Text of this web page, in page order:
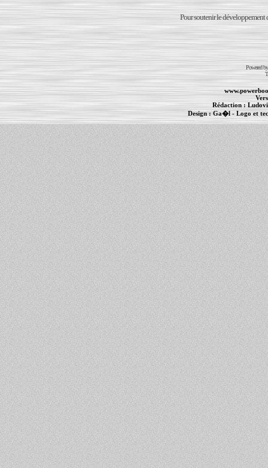
Pour soutenir le développement
Powered
Rédaction :
Design :Ga�l- Logo et
Informations : PowerBook- MacBook Pro -